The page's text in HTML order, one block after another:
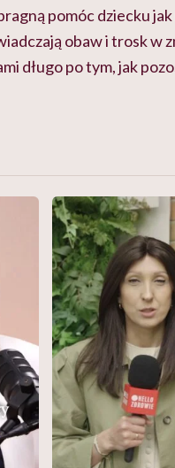
pomóc dziecku
obaw i trosk w
długo po tym, jak